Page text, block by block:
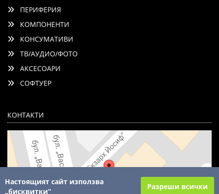
ПЕРИФЕРИЯ
КОМПОНЕНТИ
КОНСУМАТИВИ
ТВ/АУДИО/ФОТО
АКСЕСОАРИ
СОФТУЕР
КОНТАКТИ
Настоящият сайт използва
„бисквитки“
Разреши всички